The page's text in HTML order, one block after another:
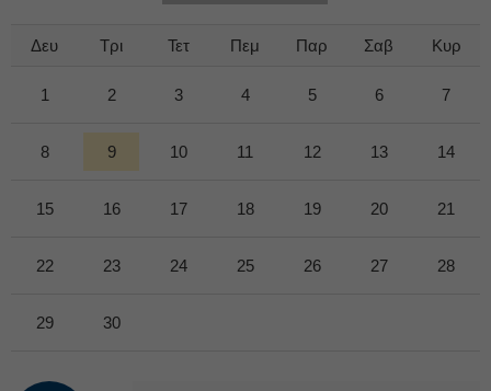
Δευ Τρι Τετ Πεμ Παρ Σαβ Κυρ
1 2 3 4 5 6 7
8 9 10 11 12 13 14
15 16 17 18 19 20 21
22 23 24 25 26 27 28
29 30